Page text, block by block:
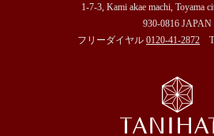
1-7-3, Kami akae machi, Toyama
930-0816 JAPAN
フリーダイヤル 0120-41-2872